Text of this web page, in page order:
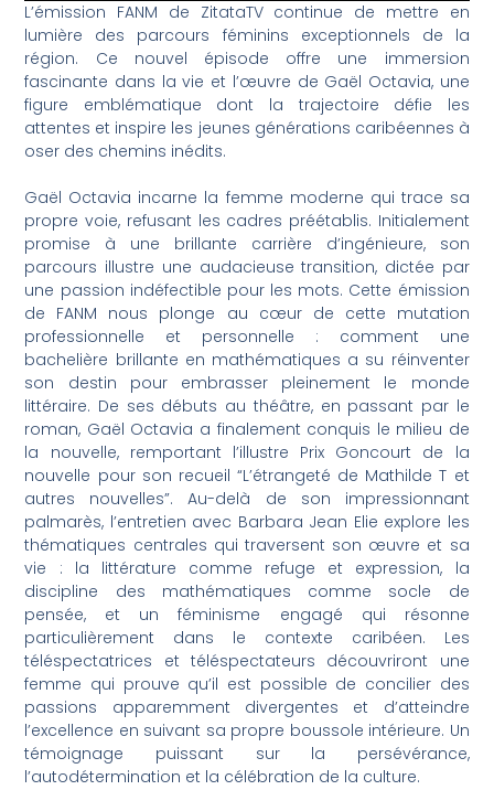
L’émission FANM de ZitataTV continue de mettre en
lumière des parcours féminins exceptionnels de la
région. Ce nouvel épisode offre une immersion
fascinante dans la vie et l’œuvre de Gaël Octavia, une
figure emblématique dont la trajectoire défie les
attentes et inspire les jeunes générations caribéennes à
oser des chemins inédits.
Gaël Octavia incarne la femme moderne qui trace sa
propre voie, refusant les cadres préétablis. Initialement
promise à une brillante carrière d’ingénieure, son
parcours illustre une audacieuse transition, dictée par
une passion indéfectible pour les mots. Cette émission
de FANM nous plonge au cœur de cette mutation
professionnelle et personnelle : comment une
bachelière brillante en mathématiques a su réinventer
son destin pour embrasser pleinement le monde
littéraire. De ses débuts au théâtre, en passant par le
roman, Gaël Octavia a finalement conquis le milieu de
la nouvelle, remportant l’illustre Prix Goncourt de la
nouvelle pour son recueil “L’étrangeté de Mathilde T et
autres nouvelles”. Au-delà de son impressionnant
palmarès, l’entretien avec Barbara Jean Elie explore les
thématiques centrales qui traversent son œuvre et sa
vie : la littérature comme refuge et expression, la
discipline des mathématiques comme socle de
pensée, et un féminisme engagé qui résonne
particulièrement dans le contexte caribéen. Les
téléspectatrices et téléspectateurs découvriront une
femme qui prouve qu’il est possible de concilier des
passions apparemment divergentes et d’atteindre
l’excellence en suivant sa propre boussole intérieure. Un
témoignage puissant sur la persévérance,
l’autodétermination et la célébration de la culture.